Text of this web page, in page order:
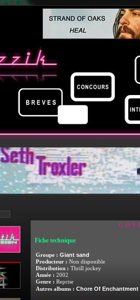
Fiche technique
Groupe : Giant sand
Producteur : Non disponible
Distribution : Thrill jockey
Année : 2002
Genre : Reprise
Autres albums : Chore Of Enchantment